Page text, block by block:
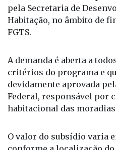
A demanda é aberta a
Federal, responsável por
habitacional das moradias.
O valor do subsídio varia
FGTS no financiamento